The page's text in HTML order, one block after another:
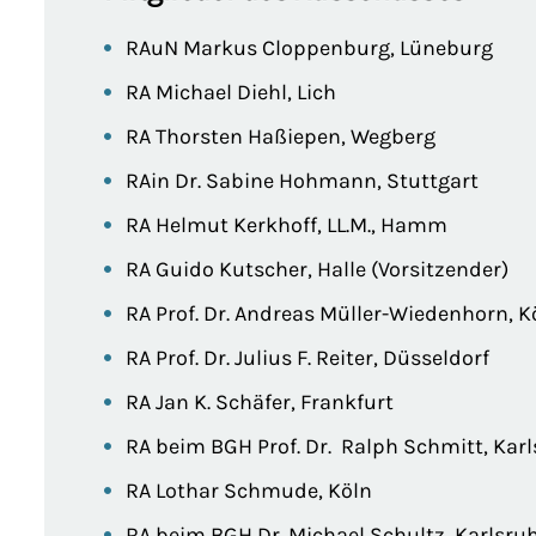
RAuN Markus Cloppenburg, Lüneburg
RA Michael Diehl, Lich
RA Thorsten Haßiepen, Wegberg
RAin Dr. Sabine Hohmann, Stuttgart
RA Helmut Kerkhoff, LL.M., Hamm
RA Guido Kutscher, Halle (Vorsitzender)
RA Prof. Dr. Andreas Müller-Wiedenhorn,
RA Prof. Dr. Julius F. Reiter, Düsseldorf
RA Jan K. Schäfer, Frankfurt
RA beim BGH Prof. Dr. Ralph Schmitt,
RA Lothar Schmude, Köln